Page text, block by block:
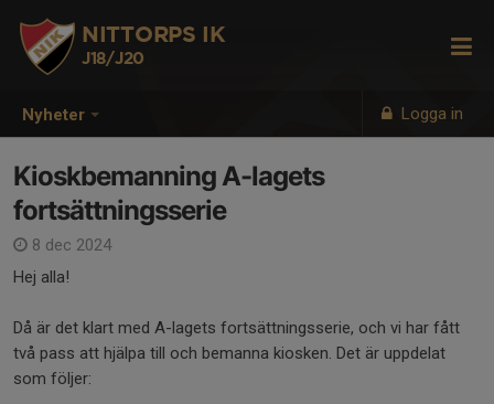
Nyheter Logga in
NITTORPS IK
J18/J20
Kioskbemanning A-lagets
fortsättningsserie
8 dec 2024
Hej alla!
Då är det klart med A-lagets fortsättningsserie, och vi har fått
två pass att hjälpa till och bemanna kiosken. Det är uppdelat
som följer: